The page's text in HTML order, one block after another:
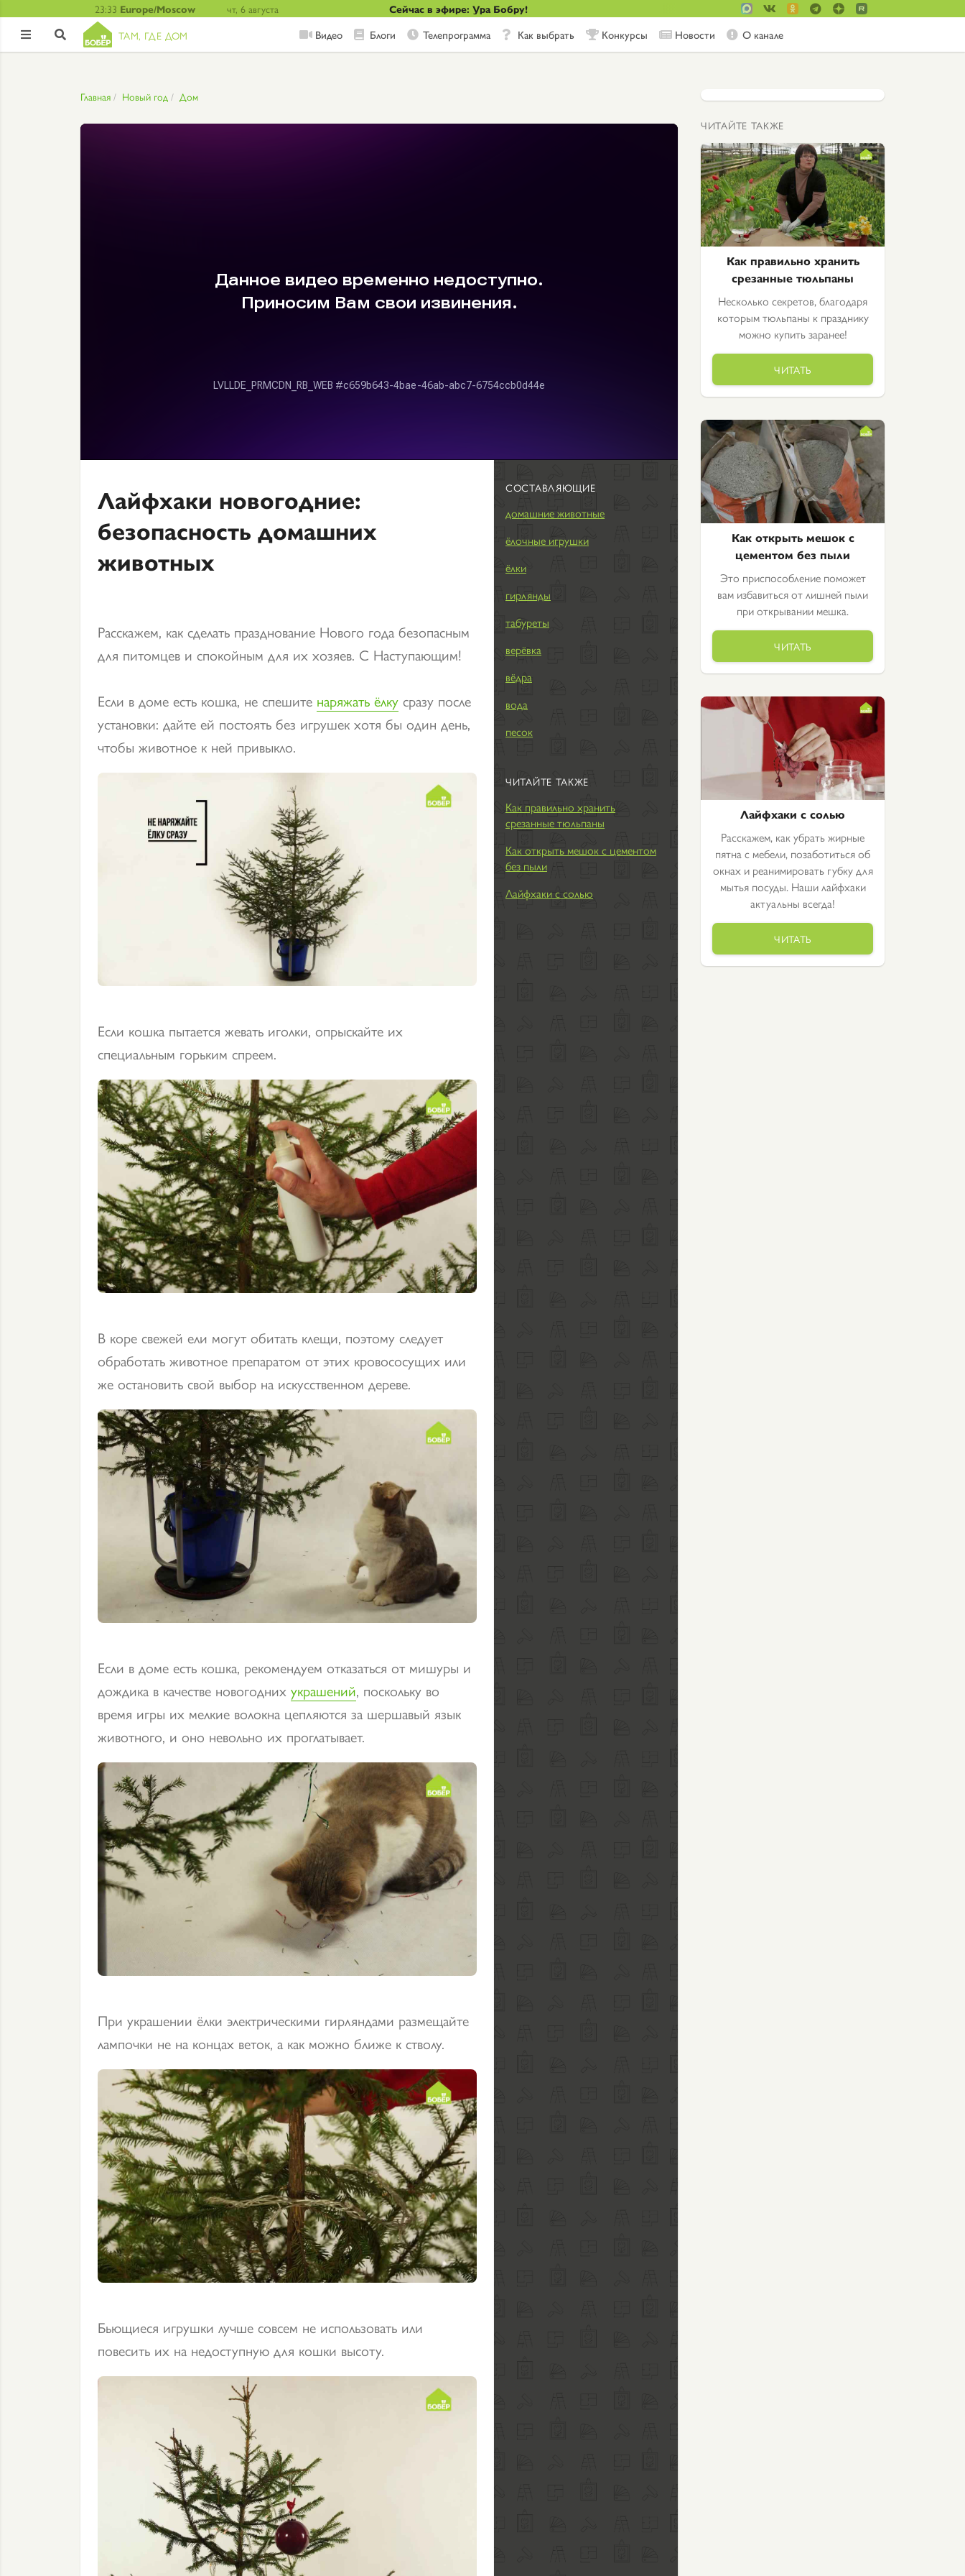
23:33 Europe/Moscow чт, 6 августа Сейчас в эфире: Ура Бобру!
  ТАМ, ГДЕ ДОМ Видео Блоги Телепрограмма Как выбрать Конкурсы Новости О канале
Главная Новый год Дом
Лайфхаки новогодние:
безопасность домашних
животных
Расскажем, как сделать празднование Нового года безопасным
для питомцев и спокойным для их хозяев. С Наступающим!
Если в доме есть кошка, не спешите наряжать ёлку сразу после
установки: дайте ей постоять без игрушек хотя бы один день,
чтобы животное к ней привыкло.
Если кошка пытается жевать иголки, опрыскайте их
специальным горьким спреем.
В коре свежей ели могут обитать клещи, поэтому следует
обработать животное препаратом от этих кровососущих или
же остановить свой выбор на искусственном дереве.
Если в доме есть кошка, рекомендуем отказаться от мишуры и
дождика в качестве новогодних украшений, поскольку во
время игры их мелкие волокна цепляются за шершавый язык
животного, и оно невольно их проглатывает.
При украшении ёлки электрическими гирляндами размещайте
лампочки не на концах веток, а как можно ближе к стволу.
Бьющиеся игрушки лучше совсем не использовать или
повесить их на недоступную для кошки высоту.
СОСТАВЛЯЮЩИЕ
домашние животные
ёлочные игрушки
ёлки
гирлянды
табуреты
верёвка
вёдра
вода
песок
ЧИТАЙТЕ ТАКЖЕ
Как правильно хранить
срезанные тюльпаны
Как открыть мешок с цементом
без пыли
Лайфхаки с солью
ЧИТАЙТЕ ТАКЖЕ
Как правильно хранить
срезанные тюльпаны
Несколько секретов, благодаря
которым тюльпаны к празднику
можно купить заранее!
ЧИТАТЬ
Как открыть мешок с
цементом без пыли
Это приспособление поможет
вам избавиться от лишней пыли
при открывании мешка.
ЧИТАТЬ
Лайфхаки с солью
Расскажем, как убрать жирные
пятна с мебели, позаботиться об
окнах и реанимировать губку для
мытья посуды. Наши лайфхаки
актуальны всегда!
ЧИТАТЬ